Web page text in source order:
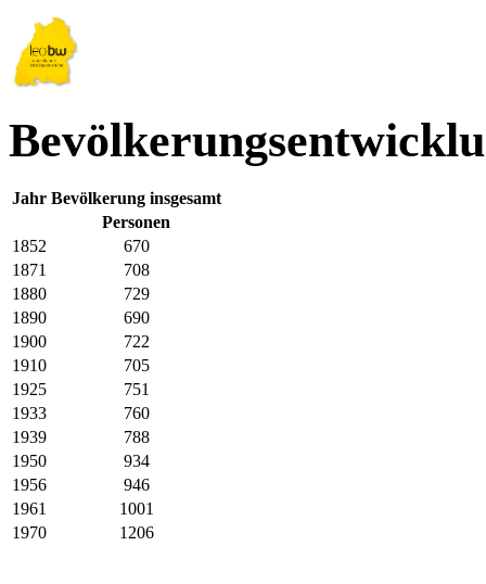
Jahr Bevölkerung insgesamt
Personen
1852
670
1871
708
1880
729
1890
690
1900
722
1910
705
1925
751
1933
760
1939
788
1950
934
1956
946
1961
1001
1970
1206